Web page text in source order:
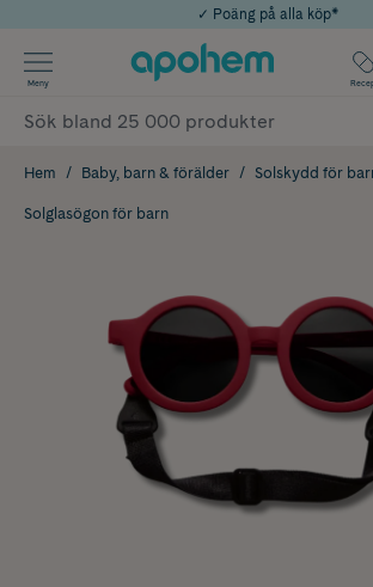
Årets Butik 2025 inom Skönhet
Använd kod: SOMMAR20 för 20% över
✓ Rådgivning från farmaceuter &
✓ Poäng på alla köp*
Meny
Hem Baby, barn & förälder Solskydd för
Solglasögon för barn